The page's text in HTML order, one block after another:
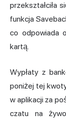
przekształciła
funkcja
co odpowiada
kartą.
Wypłaty z
poniżej tej
w aplikacji za
czatu na